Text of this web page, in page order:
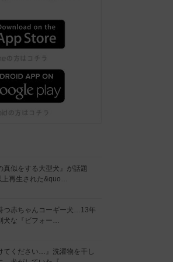
真似をする大型犬』が話題
上再生された&quo…
つ赤ちゃんコーギー犬…13年
犬な『ビフォー…
てください…』洗濯物を干し